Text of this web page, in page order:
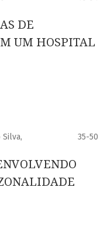
DE
UM HOSPITAL
35-50